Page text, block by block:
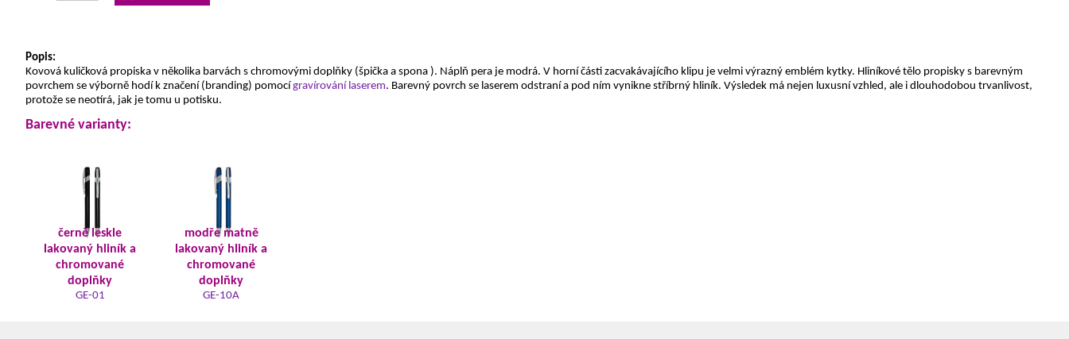
Popis:
Kovová kuličková propiska v několika barvách s chromovými doplňky (špička a spona ). Náplň pera je modrá. V horní části zacvakávajícího klipu je velmi výrazný emblém kytky. Hliníkové tělo propisky s barevným
povrchem se výborně hodí k značení (branding) pomocí gravírování laserem. Barevný povrch se laserem odstraní a pod ním vynikne stříbrný hliník. Výsledek má nejen luxusní vzhled, ale i dlouhodobou trvanlivost,
protože se neotírá, jak je tomu u potisku.
Barevné varianty:
černě leskle
lakovaný hliník a
chromované
doplňky
GE-01
modře matně
lakovaný hliník a
chromované
doplňky
GE-10A